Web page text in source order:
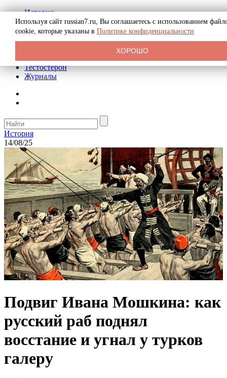
История
Биография
Криминал
Реклама на сайте
Тестостерон
Журналы
История
14/08/25
Подвиг Ивана Мошкина: как
русский раб поднял
восстание и угнал у турков
галеру
Используя сайт russian7.ru, Вы соглашаетесь с использованием
cookie, которые указаны в Политике конфиденциальности
ХОРОШО